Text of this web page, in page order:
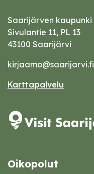
Saarijärven kaupunki
Sivulantie 11, PL 13
43100 Saarijärvi
kirjaamo@saarijarvi.fi
Karttapalvelu
Oikopolut